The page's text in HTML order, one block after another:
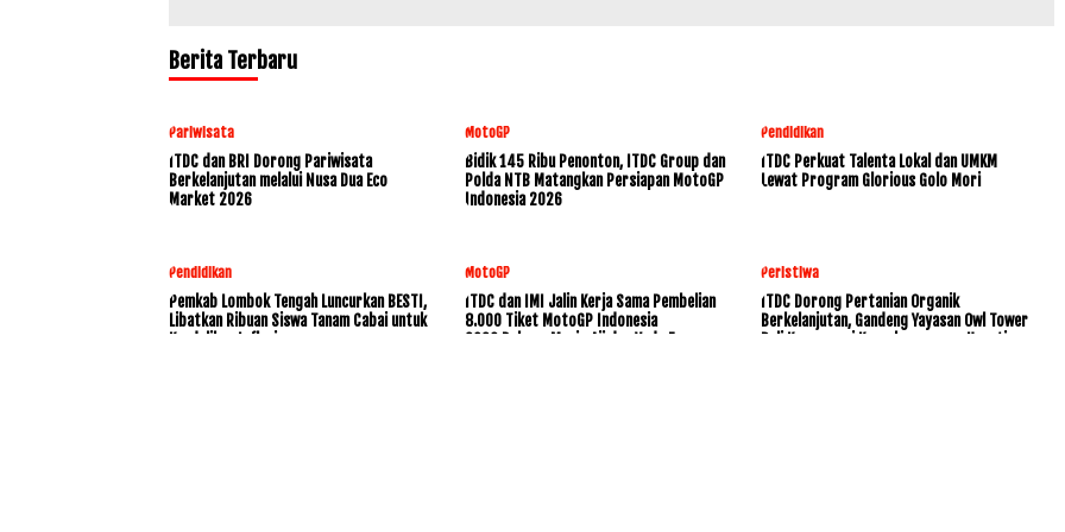
Berita Terbaru
Pariwisata
ITDC dan BRI Dorong Pariwisata
Berkelanjutan melalui Nusa Dua Eco
Market 2026
MotoGP
Bidik 145 Ribu Penonton, ITDC Group dan
Polda NTB Matangkan Persiapan MotoGP
Indonesia 2026
Pendidikan
ITDC Perkuat Talenta Lokal dan UMKM
Lewat Program Glorious Golo Mori
Pendidikan
Pemkab Lombok Tengah Luncurkan BESTI,
Libatkan Ribuan Siswa Tanam Cabai untuk
Kendalikan Inflasi
MotoGP
ITDC dan IMI Jalin Kerja Sama Pembelian
8.000 Tiket MotoGP Indonesia
2026,Dukung Mario Aji dan Veda Ega
Peristiwa
ITDC Dorong Pertanian Organik
Berkelanjutan, Gandeng Yayasan Owl Tower
Bali Konservasi Keanekaragaman Hayati